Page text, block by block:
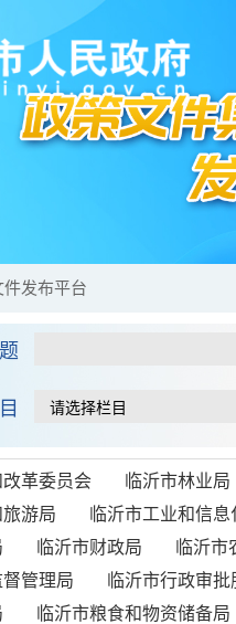
件发布平台
改革委员会
临沂市林业局
旅游局
临沂市工业和信息
临沂市财政局
临沂市
督管理局
临沂市行政审
临沂市粮食和物资储备局